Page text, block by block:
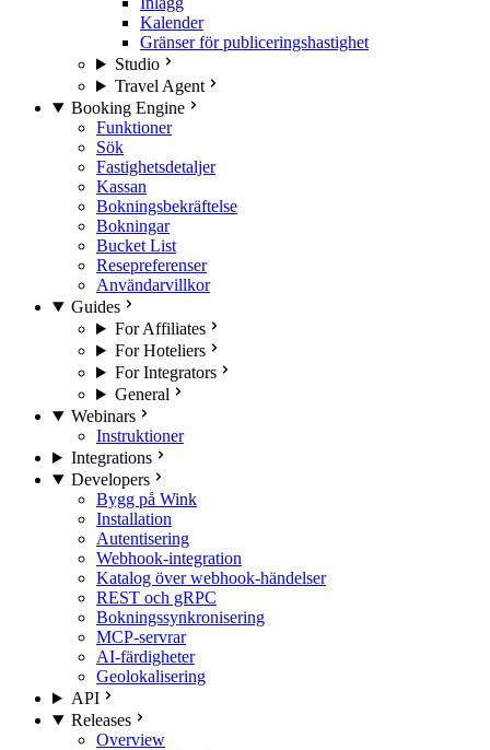
Kalender
Gränser för publiceringshastighet
Studio
Travel Agent
Booking Engine
Funktioner
Sök
Fastighetsdetaljer
Kassan
Bokningsbekräftelse
Bokningar
Bucket List
Resepreferenser
Användarvillkor
Guides
For Affiliates
For Hoteliers
For Integrators
General
Webinars
Instruktioner
Integrations
Developers
Bygg på Wink
Installation
Autentisering
Webhook-integration
Katalog över webhook-händelser
REST och gRPC
Bokningssynkronisering
MCP-servrar
AI-färdigheter
Geolokalisering
API
Releases
Overview